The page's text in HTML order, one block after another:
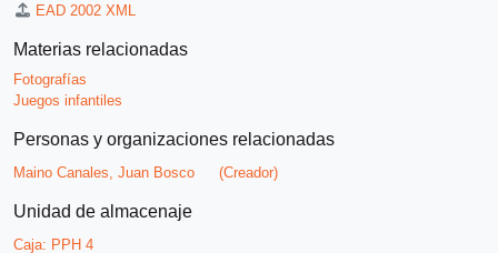
EAD 2002 XML
Materias relacionadas
Fotografías
Juegos infantiles
Personas y organizaciones relacionadas
Maino Canales, Juan Bosco (Creador)
Unidad de almacenaje
Caja: PPH 4